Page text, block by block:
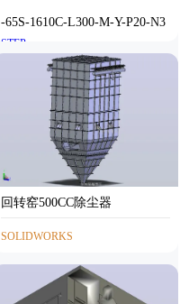
-65S-1610C-L300-M-Y-P20-N3
STEP
回转窑500CC除尘器
SOLIDWORKS